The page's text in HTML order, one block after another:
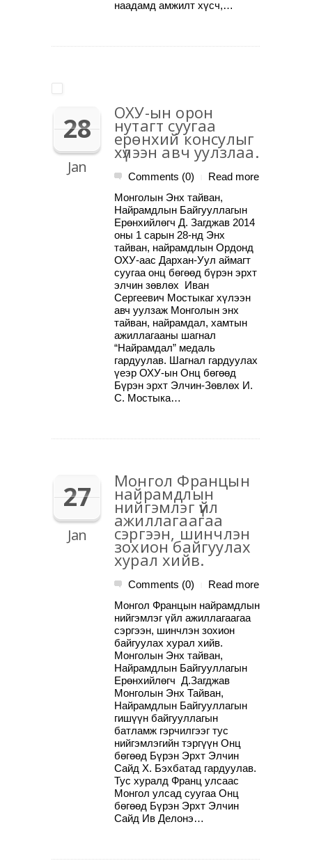
наадамд амжилт хүсч,…
28
Jan
ОХУ-ын орон
нутагт суугаа
ерөнхий консулыг
хүлээн авч уулзлаа.
Comments (0)
Read more
Монголын Энх тайван,
Найрамдлын Байгууллагын
Ерөнхийлөгч Д. Загджав 2014
оны 1 сарын 28-нд Энх
тайван, найрамдлын Ордонд
ОХУ-аас Дархан-Уул аймагт
суугаа онц бөгөөд бүрэн эрхт
элчин зөвлөх Иван
Сергеевич Мостыкаг хүлээн
авч уулзаж Монголын энх
тайван, найрамдал, хамтын
ажиллагааны шагнал
“Найрамдал” медаль
гардуулав. Шагнал гардуулах
үеэр ОХУ-ын Онц бөгөөд
Бүрэн эрхт Элчин-Зөвлөх И.
С. Мостыка…
27
Jan
Монгол Францын
найрамдлын
нийгэмлэг үйл
ажиллагаагаа
сэргээн, шинчлэн
зохион байгуулах
хурал хийв.
Comments (0)
Read more
Монгол Францын найрамдлын
нийгэмлэг үйл ажиллагаагаа
сэргээн, шинчлэн зохион
байгуулах хурал хийв.
Монголын Энх тайван,
Найрамдлын Байгууллагын
Ерөнхийлөгч Д.Загджав
Монголын Энх Тайван,
Найрамдлын Байгууллагын
гишүүн байгууллагын
батламж гэрчилгээг тус
нийгэмлэгийн тэргүүн Онц
бөгөөд Бүрэн Эрхт Элчин
Сайд Х. Бэхбатад гардуулав.
Тус хуралд Франц улсаас
Монгол улсад суугаа Онц
бөгөөд Бүрэн Эрхт Элчин
Сайд Ив Делонэ…